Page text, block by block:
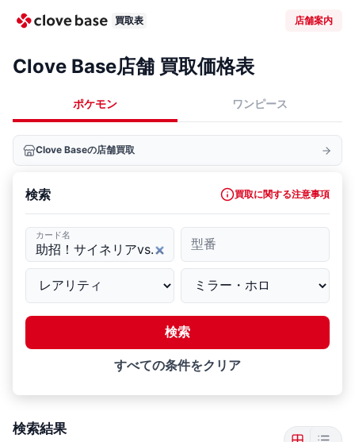
買取表 店舗案内
Clove Base店舗 買取価格表
ポケモン ワンピース
Clove Baseの店舗買取
検索 買取に関する注意事項
カード名
型番
検索
すべての条件をクリア
検索結果